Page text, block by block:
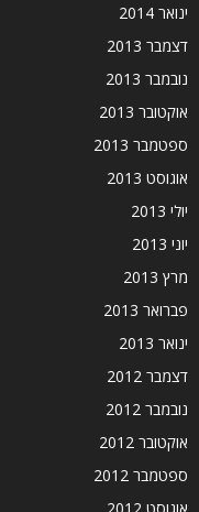
ינואר 2014
דצמבר 2013
נובמבר 2013
אוקטובר 2013
ספטמבר 2013
אוגוסט 2013
יולי 2013
יוני 2013
מרץ 2013
פברואר 2013
ינואר 2013
דצמבר 2012
נובמבר 2012
אוקטובר 2012
ספטמבר 2012
אוגוסט 2012